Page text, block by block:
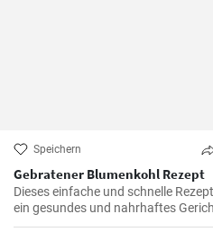
Speichern
Gebratener Blumenkohl Rezept
Dieses einfache und schnelle
ein gesundes und nahrhaftes
erhält der Blumenkohl einen